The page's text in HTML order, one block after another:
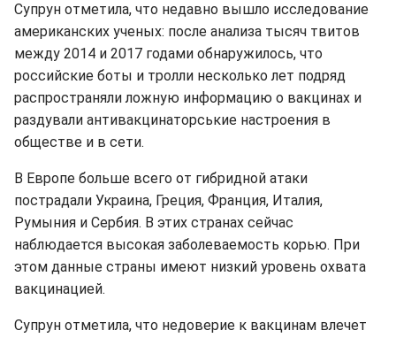
Супрун отметила, что недавно вышло исследование
американских ученых: после анализа тысяч твитов
между 2014 и 2017 годами обнаружилось, что
российские боты и тролли несколько лет подряд
распространяли ложную информацию о вакцинах и
раздували антивакцинаторськие настроения в
обществе и в сети.
В Европе больше всего от гибридной атаки
пострадали Украина, Греция, Франция, Италия,
Румыния и Сербия. В этих странах сейчас
наблюдается высокая заболеваемость корью. При
этом данные страны имеют низкий уровень охвата
вакцинацией.
Супрун отметила, что недоверие к вакцинам влечет